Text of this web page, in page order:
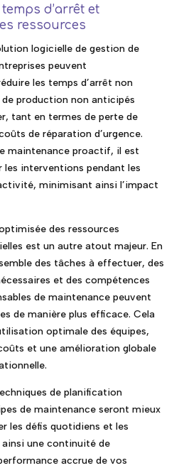
d’arrêt et
ressources
logicielle de gestion de
peuvent
les temps d’arrêt non
de production non anticipés
tant en termes de perte de
de réparation d’urgence.
maintenance proactif, il est
les interventions pendant les
minimisant ainsi l’impact
des ressources
est un autre atout majeur. En
des tâches à effectuer, des
et des compétences
de maintenance peuvent
de manière plus efficace. Cela
optimale des équipes,
et une amélioration globale
de planification
de maintenance seront mieux
les défis quotidiens et les
une continuité de
accrue de vos